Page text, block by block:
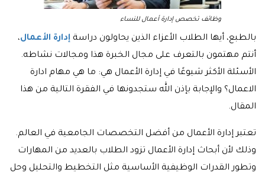
وظائف تخصص إدارة أعمال للنساء
بالطبع، أيها الطلاب الأعزاء الذين يحاولون دراسة إدارة الأعمال،
أنتم مهتمون بالتعرف على مجال الخبرة هذا ومجالات نشاطه.
الأسئلة الأكثر شيوعًا في إدارة الأعمال هي: ما هي مهام ادارة
الاعمال؟ والإجابة بإذن الله ستجدونها في الفقرة التالية من هذا
المقال.
تعتبر إدارة الأعمال من أفضل التخصصات الجامعية في العالم.
وذلك لأن أبحاث إدارة الأعمال تزود الطلاب بالعديد من المهارات
وتطور القدرات الوظيفية الأساسية مثل التخطيط والتحليل وحل